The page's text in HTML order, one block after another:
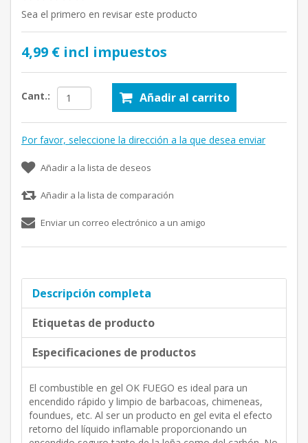
Sea el primero en revisar este producto
4,99 € incl impuestos
Cant.: Añadir al carrito
Por favor, seleccione la dirección a la que desea enviar
Añadir a la lista de deseos
Añadir a la lista de comparación
Enviar un correo electrónico a un amigo
Descripción completa
Etiquetas de producto
Especificaciones de productos
El combustible en gel OK FUEGO es ideal para un
encendido rápido y limpio de barbacoas, chimeneas,
foundues, etc. Al ser un producto en gel evita el efecto
retorno del líquido inflamable proporcionando un